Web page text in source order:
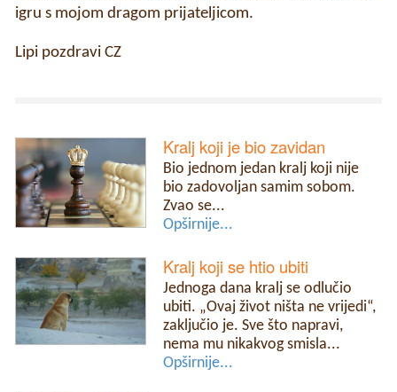
igru s mojom dragom prijateljicom.
Lipi pozdravi CZ
Kralj koji je bio zavidan
Bio jednom jedan kralj koji nije
bio zadovoljan samim sobom.
Zvao se...
Opširnije...
Kralj koji se htio ubiti
Jednoga dana kralj se odlučio
ubiti. „Ovaj život ništa ne vrijedi“,
zaključio je. Sve što napravi,
nema mu nikakvog smisla...
Opširnije...